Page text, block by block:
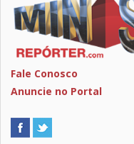
Fale Conosco
Anuncie no Portal